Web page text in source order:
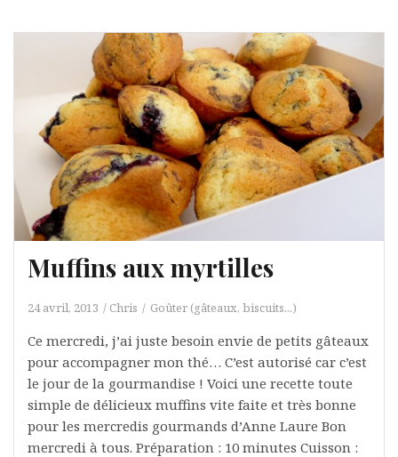
Muffins aux myrtilles
24 avril, 2013 Chris Goûter (gâteaux, biscuits...)
Ce mercredi, j’ai juste besoin envie de petits gâteaux
pour accompagner mon thé… C’est autorisé car c’est
le jour de la gourmandise ! Voici une recette toute
simple de délicieux muffins vite faite et très bonne
pour les mercredis gourmands d’Anne Laure Bon
mercredi à tous. Préparation : 10 minutes Cuisson :